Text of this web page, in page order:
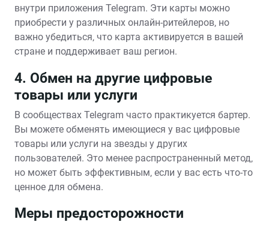
внутри приложения Telegram. Эти карты можно
приобрести у различных онлайн-ритейлеров‚ но
важно убедиться‚ что карта активируется в вашей
стране и поддерживает ваш регион.
4. Обмен на другие цифровые
товары или услуги
В сообществах Telegram часто практикуется бартер.
Вы можете обменять имеющиеся у вас цифровые
товары или услуги на звезды у других
пользователей. Это менее распространенный метод‚
но может быть эффективным‚ если у вас есть что-то
ценное для обмена.
Меры предосторожности